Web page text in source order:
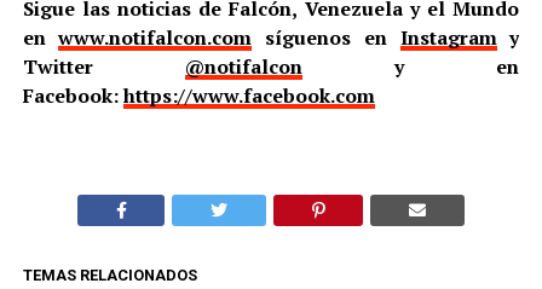
Sigue las noticias de Falcón, Venezuela y el Mundo
enwww.notifalcon.com síguenos en Instagramy
Twitter @notifalcony en
Facebook:https://www.facebook.com
TEMAS RELACIONADOS